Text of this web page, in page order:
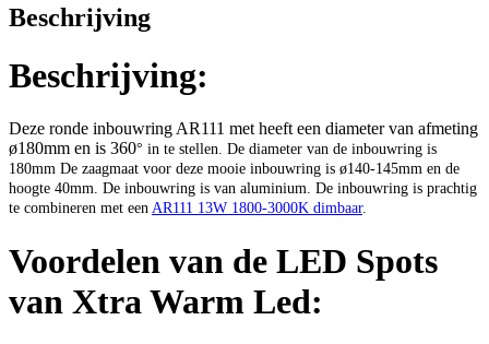
Beschrijving
Beschrijving:
Deze ronde inbouwring AR111 met heeft een diameter van afmeting
ø180mm en is 360° in te stellen. De diameter van de inbouwring is
180mm De zaagmaat voor deze mooie inbouwring is ø140-145mm en de
hoogte 40mm. De inbouwring is van aluminium. De inbouwring is prachtig
te combineren met eenAR111 13W 1800-3000K dimbaar.
Voordelen van de LED Spots
van Xtra Warm Led: